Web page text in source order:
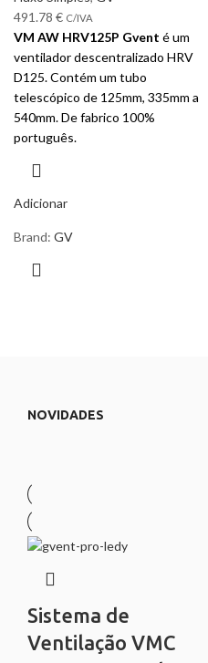
491.78 € C/IVA
VM AW HRV125P Gvent é um
ventilador descentralizado HRV
D125. Contém um tubo
telescópico de 125mm, 335mm a
540mm. De fabrico 100%
português.
Adicionar
Brand: GV
NOVIDADES
Sistema de
Ventilação VMC